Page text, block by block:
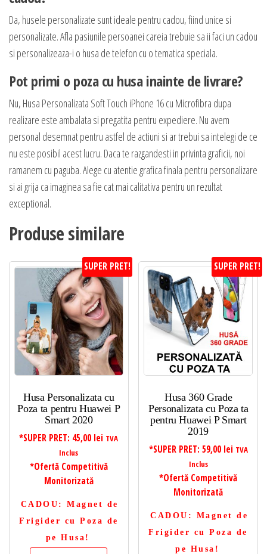
Da, husele personalizate sunt ideale pentru cadou, fiind unice si
personalizate. Afla pasiunile persoanei careia trebuie sa ii faci un cadou
si personalizeaza-i o husa de telefon cu o tematica speciala.
Pot primi o poza cu husa inainte de livrare?
Nu, Husa Personalizata Soft Touch iPhone 16 cu Microfibra dupa
realizare este ambalata si pregatita pentru expediere. Nu avem
personal desemnat pentru astfel de actiuni si ar trebui sa intelegi de ce
nu este posibil acest lucru. Daca te razgandesti in privinta graficii, noi
ramanem cu paguba. Alege cu atentie grafica finala pentru personalizare
si ai grija ca imaginea sa fie cat mai calitativa pentru un rezultat
exceptional.
Produse similare
SUPER PRET!
Husa Personalizata cu
Poza ta pentru Huawei P
Smart 2020
*SUPER PRET: 45,00 lei TVA
Inclus
*Ofertă Competitivă
Monitorizată
CADOU : Magnet de
Frigider cu Poza de
pe Husa!
SUPER PRET!
Husa 360 Grade
Personalizata cu Poza ta
pentru Huawei P Smart
2019
*SUPER PRET: 59,00 lei TVA
Inclus
*Ofertă Competitivă
Monitorizată
CADOU : Magnet de
Frigider cu Poza de
pe Husa!